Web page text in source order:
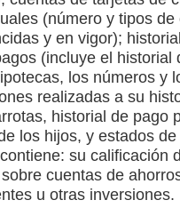
(número y tipos de
y en vigor);
(incluye el historial
los números y
realizadas a su
historial de pago
los hijos, y estados
su calificación
cuentas de
u otras inversiones.